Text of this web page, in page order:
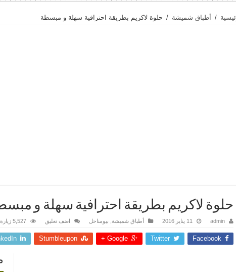
/ أطباق شميشة / حلوة لاكريم بطريقة احترافية سهلة و مبسطة
حلوة لاكريم بطريقة احترافية سهلة و
admin 11 يناير 2016 أطباق شميشة بيومناحل اضف تعليق 5,527 زيارة
Facebook
Twitter
Google +
Stumbleupon